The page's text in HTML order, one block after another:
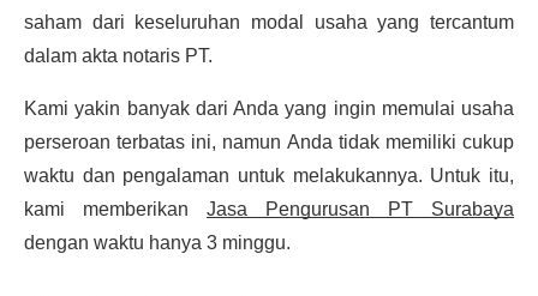
saham dari keseluruhan modal usaha yang tercantum
dalam akta notaris PT.
Kami yakin banyak dari Anda yang ingin memulai usaha
perseroan terbatas ini, namun Anda tidak memiliki cukup
waktu dan pengalaman untuk melakukannya. Untuk itu,
kami memberikan Jasa Pengurusan PT Surabaya
dengan waktu hanya 3 minggu.